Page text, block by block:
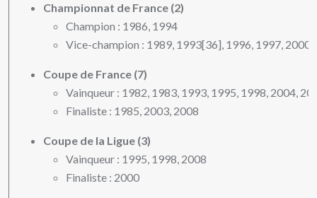
Championnat de France (2)
Champion : 1986, 1994
Vice-champion : 1989, 1993[36], 1996, 1997, 2000,
Coupe de France (7)
Vainqueur : 1982, 1983, 1993, 1995, 1998, 2004,
Finaliste : 1985, 2003, 2008
Coupe de la Ligue (3)
Vainqueur : 1995, 1998, 2008
Finaliste : 2000